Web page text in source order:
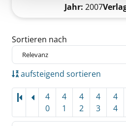
Suche nach
Jahr: 2007
Zu den Suchfiltern springen
Sortieren nach
aufsteigend sortieren
4
0
4
1
4
2
4
3
4
4